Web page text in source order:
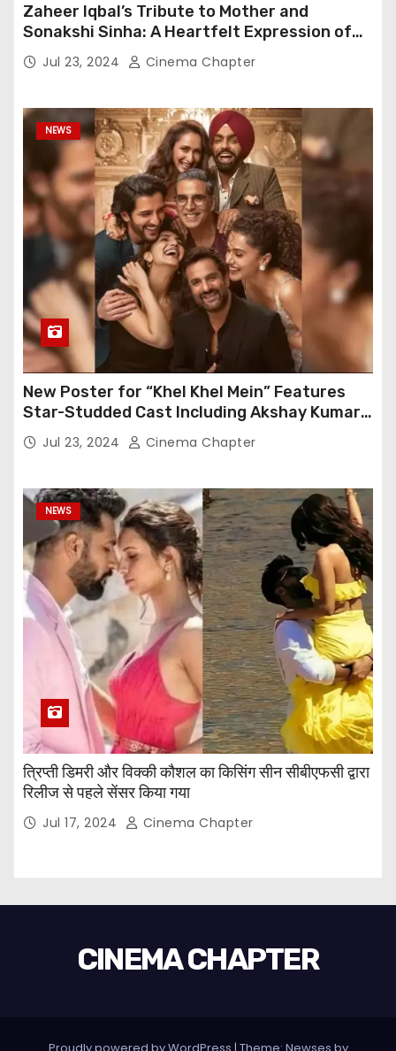
Zaheer Iqbal’s Tribute to Mother and
Sonakshi Sinha: A Heartfelt Expression of
Gratitude
Jul 23, 2024 Cinema Chapter
NEWS
New Poster for “Khel Khel Mein” Features
Star-Studded Cast Including Akshay Kumar,
Taapsee Pannu, Fardeen Khan, and More
Jul 23, 2024 Cinema Chapter
NEWS
त्रिप्ती डिमरी और विक्की कौशल का किसिंग सीन सीबीएफसी द्वारा
रिलीज से पहले सेंसर किया गया
Jul 17, 2024 Cinema Chapter
CINEMA CHAPTER
Proudly powered by WordPress | Theme: Newses by